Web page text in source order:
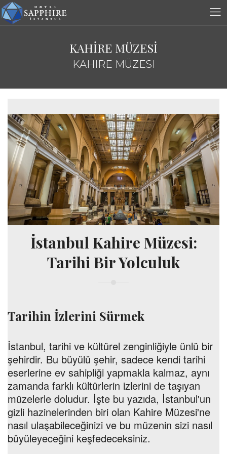
KAHİRE MÜZESİ
KAHIRE MÜZESI
İstanbul Kahire Müzesi:
Tarihi Bir Yolculuk
Tarihin İzlerini Sürmek
İstanbul, tarihi ve kültürel zenginliğiyle ünlü bir
şehirdir. Bu büyülü şehir, sadece kendi tarihi
eserlerine ev sahipliği yapmakla kalmaz, aynı
zamanda farklı kültürlerin izlerini de taşıyan
müzelerle doludur. İşte bu yazıda, İstanbul'un
gizli hazinelerinden biri olan Kahire Müzesi'ne
nasıl ulaşabileceğinizi ve bu müzenin sizi nasıl
büyüleyeceğini keşfedeceksiniz.